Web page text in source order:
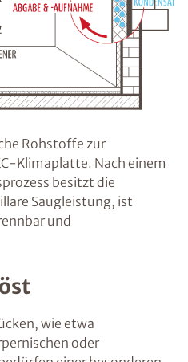
Rohstoffe zur
Klimaplatte. Nach einem
besitzt die
Saugleistung, ist
und
wie etwa
oder